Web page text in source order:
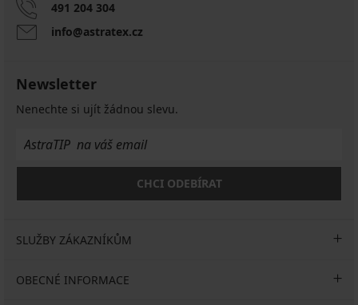
491 204 304
info@astratex.cz
Newsletter
Nenechte si ujít žádnou slevu.
CHCI ODEBÍRAT
SLUŽBY ZÁKAZNÍKŮM
OBECNÉ INFORMACE